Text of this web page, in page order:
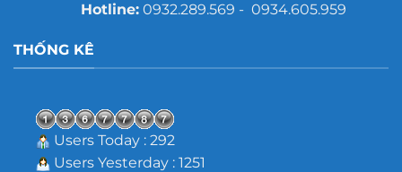
Hotline:0932.289.569 - 0934.605.959
THỐNG KÊ
Users Today : 292
Users Yesterday : 1251